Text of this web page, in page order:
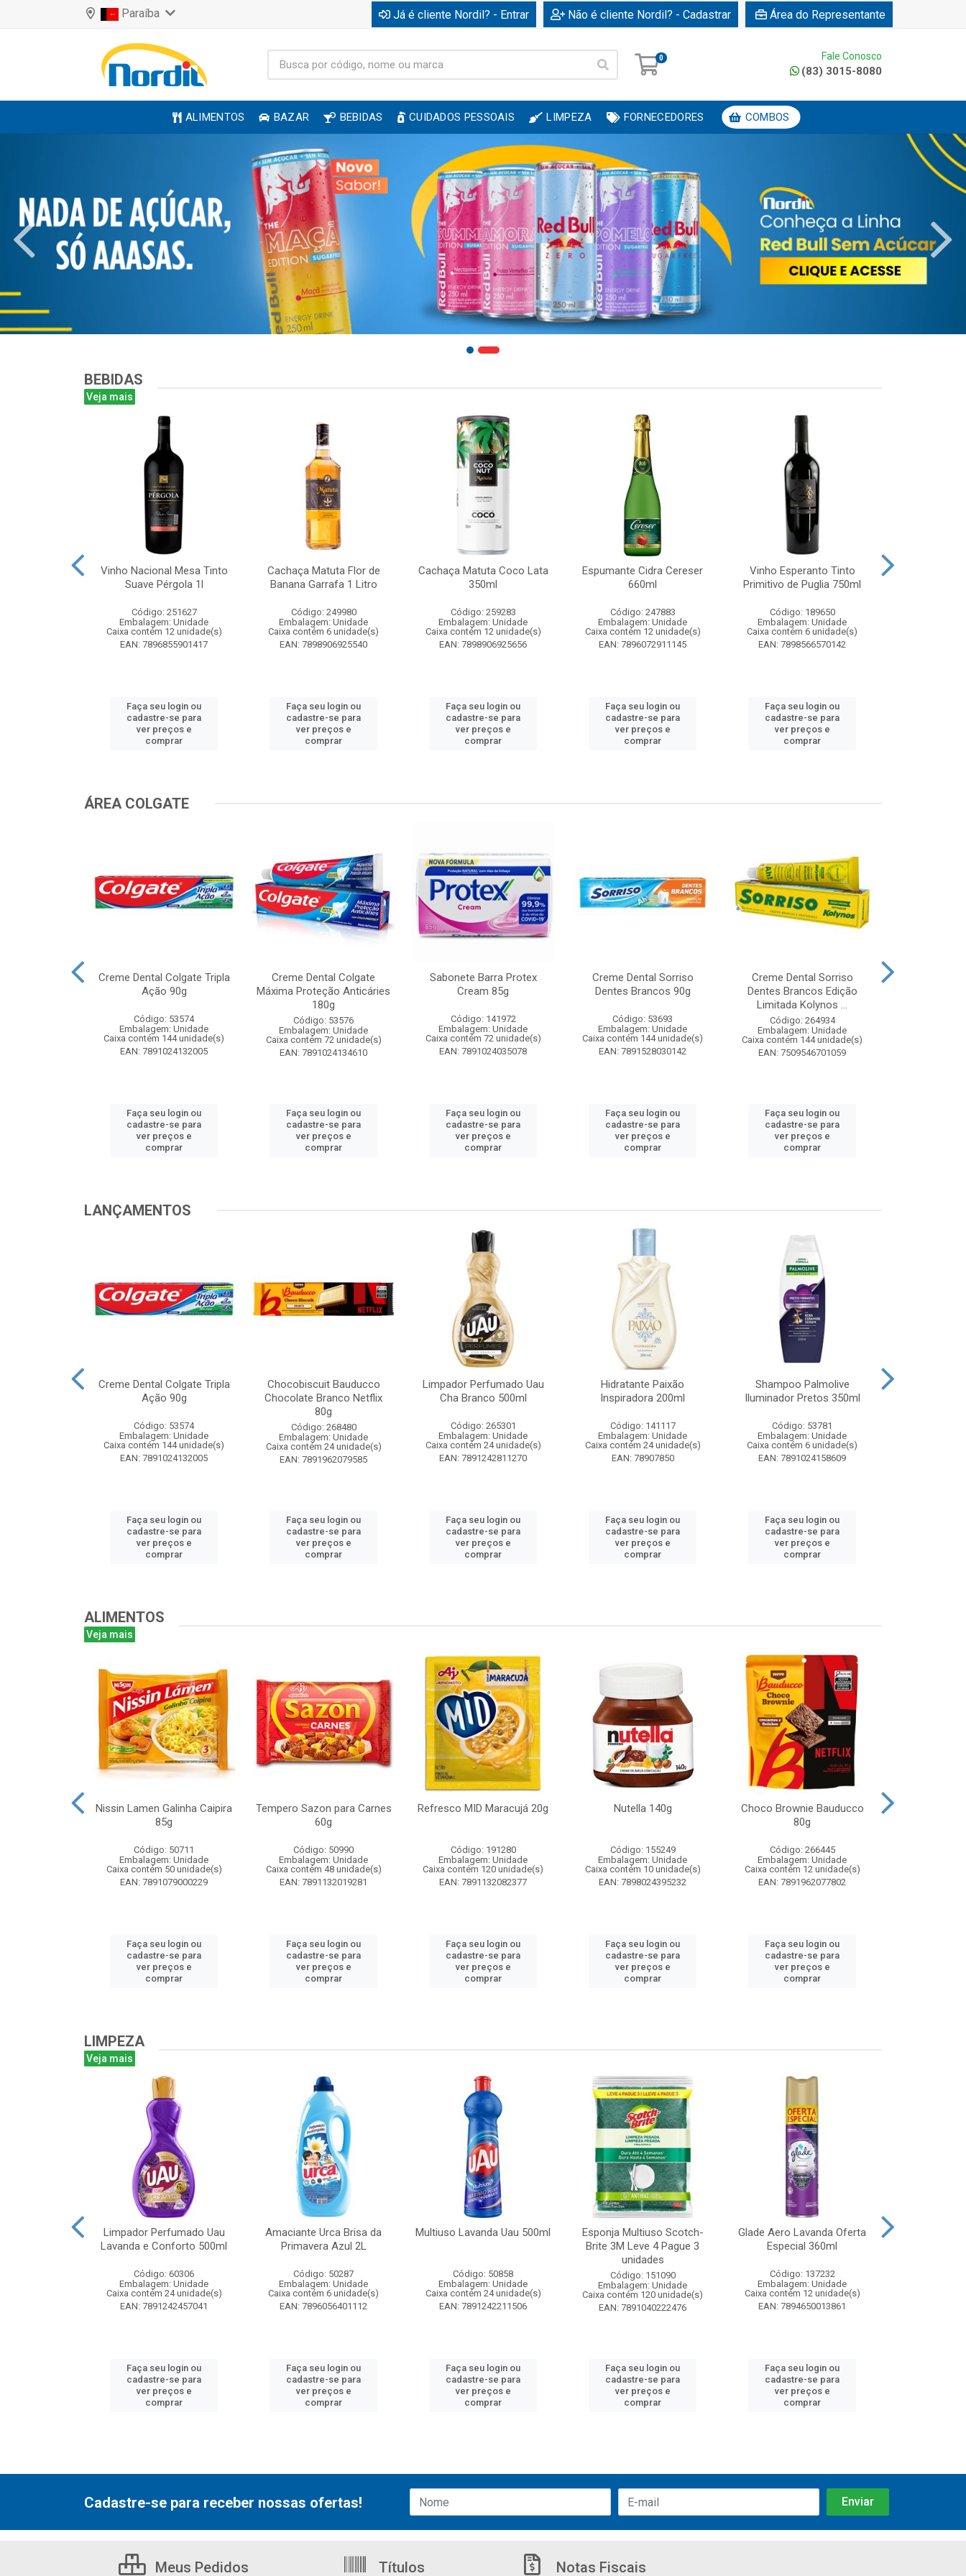
Paraíba Já é cliente Nordil? - Entrar Não é cliente Nordil? - Cadastrar Área do Representante
0 Fale Conosco
(83) 3015-8080
ALIMENTOS BAZAR BEBIDAS CUIDADOS PESSOAIS LIMPEZA FORNECEDORES COMBOS
BEBIDAS
Veja mais
Vinho Nacional Mesa Tinto
Suave Pérgola 1l
Código: 251627
Embalagem: Unidade
Caixa contém 12 unidade(s)
EAN: 7896855901417
Faça seu login ou
cadastre-se para
ver preços e
comprar
Cachaça Matuta Flor de
Banana Garrafa 1 Litro
Código: 249980
Embalagem: Unidade
Caixa contém 6 unidade(s)
EAN: 7898906925540
Faça seu login ou
cadastre-se para
ver preços e
comprar
Cachaça Matuta Coco Lata
350ml
Código: 259283
Embalagem: Unidade
Caixa contém 12 unidade(s)
EAN: 7898906925656
Faça seu login ou
cadastre-se para
ver preços e
comprar
Espumante Cidra Cereser
660ml
Código: 247883
Embalagem: Unidade
Caixa contém 12 unidade(s)
EAN: 7896072911145
Faça seu login ou
cadastre-se para
ver preços e
comprar
Vinho Esperanto Tinto
Primitivo de Puglia 750ml
Código: 189650
Embalagem: Unidade
Caixa contém 6 unidade(s)
EAN: 7898566570142
Faça seu login ou
cadastre-se para
ver preços e
comprar
ÁREA COLGATE
Creme Dental Colgate Tripla
Ação 90g
Código: 53574
Embalagem: Unidade
Caixa contém 144 unidade(s)
EAN: 7891024132005
Faça seu login ou
cadastre-se para
ver preços e
comprar
Creme Dental Colgate
Máxima Proteção Anticáries
180g
Código: 53576
Embalagem: Unidade
Caixa contém 72 unidade(s)
EAN: 7891024134610
Faça seu login ou
cadastre-se para
ver preços e
comprar
Sabonete Barra Protex
Cream 85g
Código: 141972
Embalagem: Unidade
Caixa contém 72 unidade(s)
EAN: 7891024035078
Faça seu login ou
cadastre-se para
ver preços e
comprar
Creme Dental Sorriso
Dentes Brancos 90g
Código: 53693
Embalagem: Unidade
Caixa contém 144 unidade(s)
EAN: 7891528030142
Faça seu login ou
cadastre-se para
ver preços e
comprar
Creme Dental Sorriso
Dentes Brancos Edição
Limitada Kolynos ...
Código: 264934
Embalagem: Unidade
Caixa contém 144 unidade(s)
EAN: 7509546701059
Faça seu login ou
cadastre-se para
ver preços e
comprar
LANÇAMENTOS
Creme Dental Colgate Tripla
Ação 90g
Código: 53574
Embalagem: Unidade
Caixa contém 144 unidade(s)
EAN: 7891024132005
Faça seu login ou
cadastre-se para
ver preços e
comprar
Chocobiscuit Bauducco
Chocolate Branco Netflix
80g
Código: 268480
Embalagem: Unidade
Caixa contém 24 unidade(s)
EAN: 7891962079585
Faça seu login ou
cadastre-se para
ver preços e
comprar
Limpador Perfumado Uau
Cha Branco 500ml
Código: 265301
Embalagem: Unidade
Caixa contém 24 unidade(s)
EAN: 7891242811270
Faça seu login ou
cadastre-se para
ver preços e
comprar
Hidratante Paixão
Inspiradora 200ml
Código: 141117
Embalagem: Unidade
Caixa contém 24 unidade(s)
EAN: 78907850
Faça seu login ou
cadastre-se para
ver preços e
comprar
Shampoo Palmolive
Iluminador Pretos 350ml
Código: 53781
Embalagem: Unidade
Caixa contém 6 unidade(s)
EAN: 7891024158609
Faça seu login ou
cadastre-se para
ver preços e
comprar
ALIMENTOS
Veja mais
Nissin Lamen Galinha Caipira
85g
Código: 50711
Embalagem: Unidade
Caixa contém 50 unidade(s)
EAN: 7891079000229
Faça seu login ou
cadastre-se para
ver preços e
comprar
Tempero Sazon para Carnes
60g
Código: 50990
Embalagem: Unidade
Caixa contém 48 unidade(s)
EAN: 7891132019281
Faça seu login ou
cadastre-se para
ver preços e
comprar
Refresco MID Maracujá 20g
Código: 191280
Embalagem: Unidade
Caixa contém 120 unidade(s)
EAN: 7891132082377
Faça seu login ou
cadastre-se para
ver preços e
comprar
Nutella 140g
Código: 155249
Embalagem: Unidade
Caixa contém 10 unidade(s)
EAN: 7898024395232
Faça seu login ou
cadastre-se para
ver preços e
comprar
Choco Brownie Bauducco
80g
Código: 266445
Embalagem: Unidade
Caixa contém 12 unidade(s)
EAN: 7891962077802
Faça seu login ou
cadastre-se para
ver preços e
comprar
LIMPEZA
Veja mais
Limpador Perfumado Uau
Lavanda e Conforto 500ml
Código: 60306
Embalagem: Unidade
Caixa contém 24 unidade(s)
EAN: 7891242457041
Faça seu login ou
cadastre-se para
ver preços e
comprar
Amaciante Urca Brisa da
Primavera Azul 2L
Código: 50287
Embalagem: Unidade
Caixa contém 6 unidade(s)
EAN: 7896056401112
Faça seu login ou
cadastre-se para
ver preços e
comprar
Multiuso Lavanda Uau 500ml
Código: 50858
Embalagem: Unidade
Caixa contém 24 unidade(s)
EAN: 7891242211506
Faça seu login ou
cadastre-se para
ver preços e
comprar
Esponja Multiuso Scotch-
Brite 3M Leve 4 Pague 3
unidades
Código: 151090
Embalagem: Unidade
Caixa contém 120 unidade(s)
EAN: 7891040222476
Faça seu login ou
cadastre-se para
ver preços e
comprar
Glade Aero Lavanda Oferta
Especial 360ml
Código: 137232
Embalagem: Unidade
Caixa contém 12 unidade(s)
EAN: 7894650013861
Faça seu login ou
cadastre-se para
ver preços e
comprar
Cadastre-se para receber nossas ofertas!
Meus Pedidos Títulos Notas Fiscais